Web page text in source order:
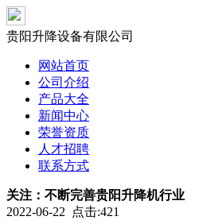
贵阳升降设备有限公司
网站首页
公司介绍
产品大全
新闻中心
荣誉资质
人才招聘
联系方式
关注：不断完善贵阳升降机行业
2022-06-22 点击:421